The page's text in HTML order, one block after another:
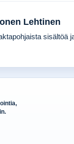
Lehtinen
sisältöä